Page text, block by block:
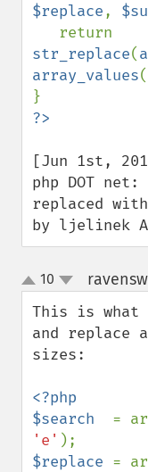
$replace,
str_replace(
array_values(
[Jun 1st,
php DOT
replaced
by ljelinek
up
down
10
This is what
and replace
sizes:
<?php
$search =
'e'
$replace =